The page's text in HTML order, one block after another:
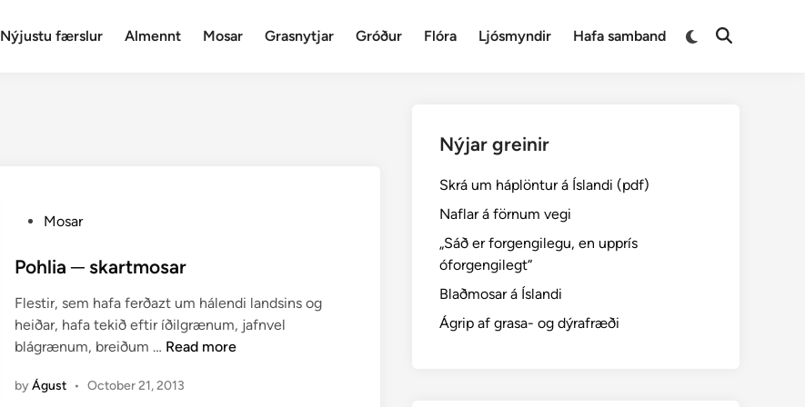
Nýjustu færslur Almennt Mosar Grasnytjar Gróður Flóra Ljósmyndir Hafa samband
Switch
Open
s
e
d
i
Mosar
Pohlia ─ skartmosar
Flestir, sem hafa ferðazt um hálendi landsins og
heiðar, hafa tekið eftir íðilgrænum, jafnvel
blágrænum, breiðum … P
h
Read more
byÁgust • October 21, 2013
Nýjar greinir
Skrá um háplöntur á Íslandi (pdf)
Naflar á förnum vegi
„Sáð er forgengilegu, en upprís
óforgengilegt“
Blaðmosar á Íslandi
Ágrip af grasa- og dýrafræði